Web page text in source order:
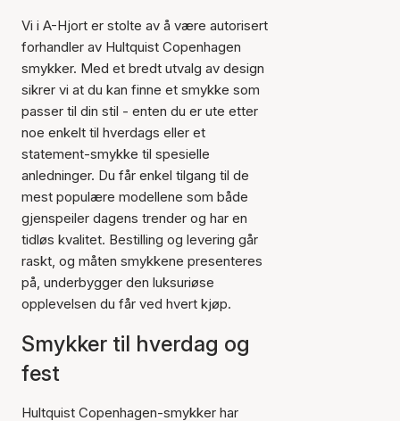
Vi i A-Hjort er stolte av å være autorisert
forhandler av Hultquist Copenhagen
smykker. Med et bredt utvalg av design
sikrer vi at du kan finne et smykke som
passer til din stil - enten du er ute etter
noe enkelt til hverdags eller et
statement-smykke til spesielle
anledninger. Du får enkel tilgang til de
mest populære modellene som både
gjenspeiler dagens trender og har en
tidløs kvalitet. Bestilling og levering går
raskt, og måten smykkene presenteres
på, underbygger den luksuriøse
opplevelsen du får ved hvert kjøp.
Smykker til hverdag og
fest
Hultquist Copenhagen-smykker har